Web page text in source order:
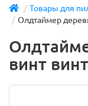
Товары для
Олдтаймер
винт